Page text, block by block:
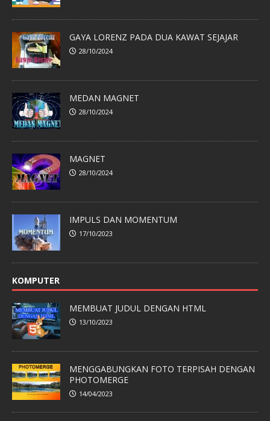
GAYA LORENZ PADA DUA KAWAT SEJAJAR
28/10/2024
MEDAN MAGNET
28/10/2024
MAGNET
28/10/2024
IMPULS DAN MOMENTUM
17/10/2023
KOMPUTER
MEMBUAT JUDUL DENGAN HTML
13/10/2023
MENGGABUNGKAN FOTO TERPISAH DENGAN
PHOTOMERGE
14/04/2023